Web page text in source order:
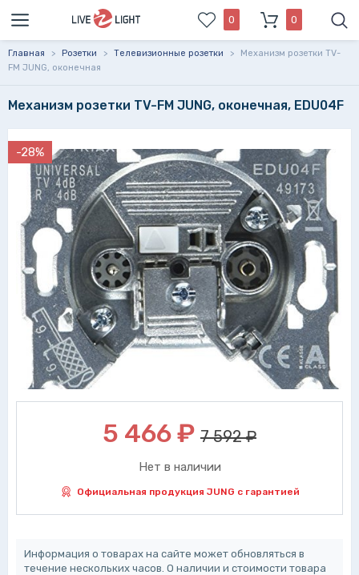
0 0
Главная > Розетки > Телевизионные розетки >
Механизм розетки TV-
FM JUNG, оконечная
Механизм розетки TV-FM JUNG, оконечная, EDU04F
-28%
5 466₽ 7 592 ₽
Нет в наличии
Официальная продукция JUNG с гарантией
Информация о товарах на сайте может обновляться в
течение нескольких часов. О наличии и стоимости товара